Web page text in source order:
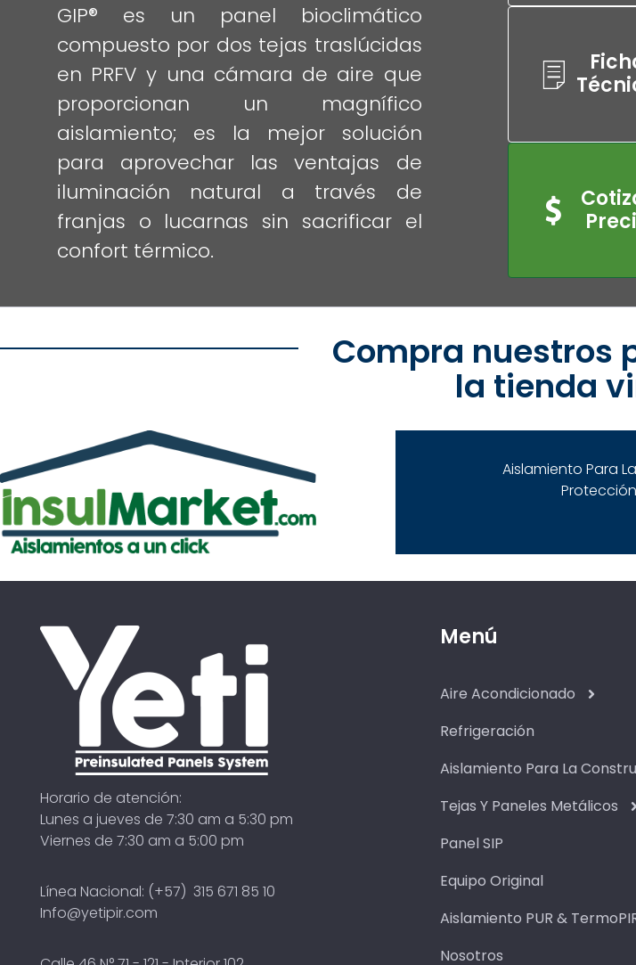
GIP® es un panel bioclimático
compuesto por dos tejas traslúcidas
en PRFV y una cámara de aire que
proporcionan un magnífico
aislamiento; es la mejor solución
para aprovechar las ventajas de
iluminación natural a través de
franjas o lucarnas sin sacrificar el
confort térmico.
Compra nuestros
la tienda
Aislamiento Para
Horario de atención:
Lunes a jueves de 7:30 am a 5:30 pm
Viernes de 7:30 am a 5:00 pm
Línea Nacional: (+57) 315 671 85 10
Info@yetipir.com
Menú
Aire Acondicionado
Refrigeración
Aislamiento Para La
Tejas Y Paneles Metálicos
Panel SIP
Equipo Original
Aislamiento PUR &
Nosotros